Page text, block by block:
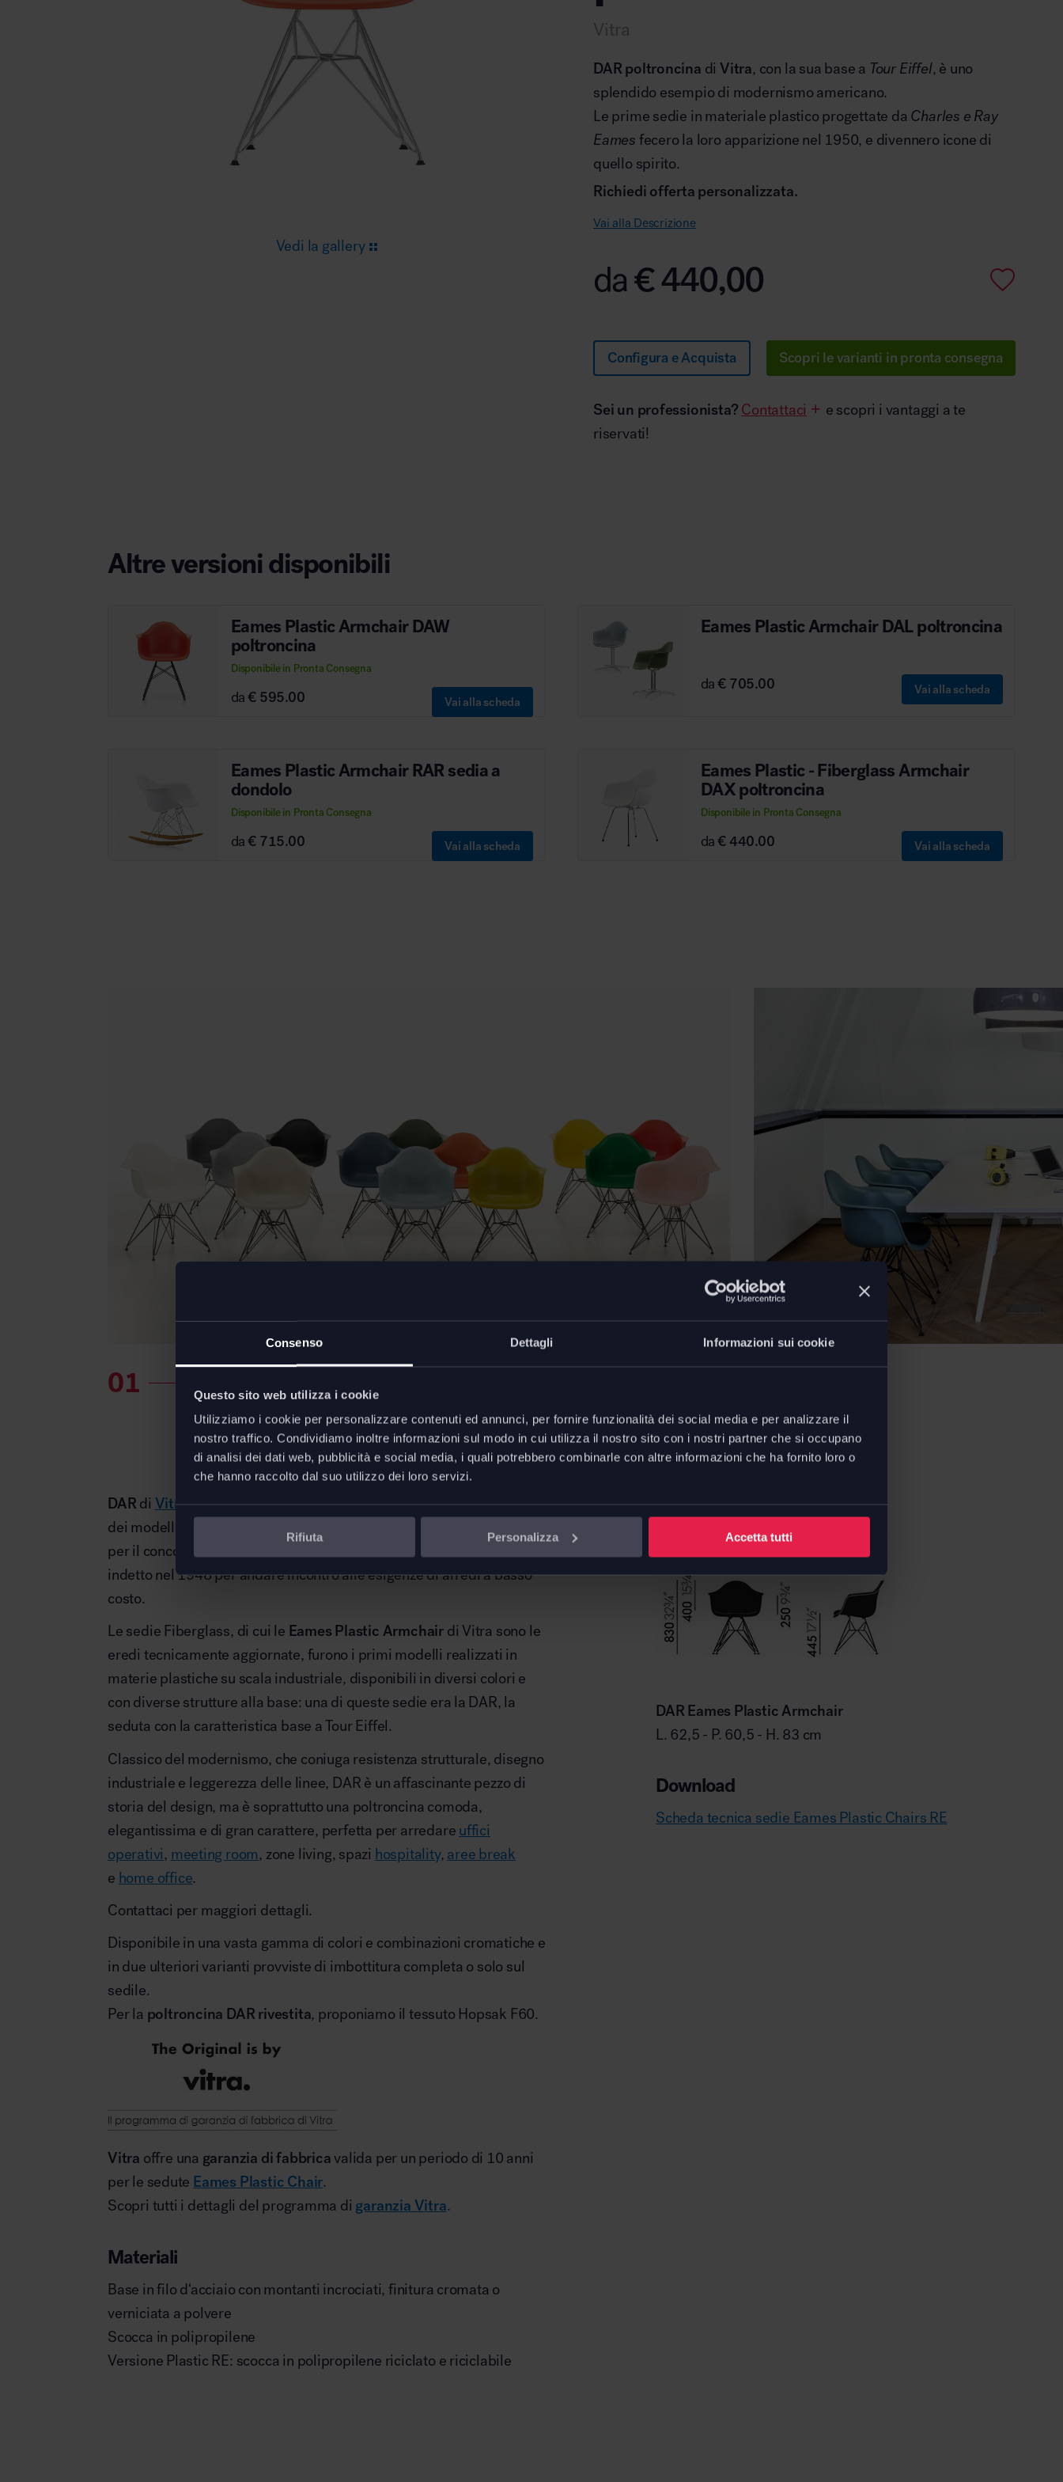
Consenso Dettagli Informazioni sui cookie
Questo sito web utilizza i cookie
Utilizziamo i cookie per personalizzare contenuti ed annunci, per fornire funzionalità dei social media e per analizzare il
nostro traffico. Condividiamo inoltre informazioni sul modo in cui utilizza il nostro sito con i nostri partner che si occupano
di analisi dei dati web, pubblicità e social media, i quali potrebbero combinarle con altre informazioni che ha fornito loro o
che hanno raccolto dal suo utilizzo dei loro servizi.
Rifiuta Personalizza Accetta tutti
Arredo area reception
Vedi la gallery
Vitra
DAR poltroncina diVitra, con la sua base a Tour Eiffel, è uno
splendido esempio di modernismo americano.
Le prime sedie in materiale plastico progettate da Charles e Ray
Eames fecero la loro apparizione nel 1950, e divennero icone di
quello spirito.
Richiedi offerta personalizzata.
Vai alla Descrizione
da€440,00
Scopri le varianti in pronta consegna
Configura e Acquista
Sei un professionista? Contattaci
e scopri i vantaggi a te
riservati!
Altre versioni disponibili
Eames Plastic Armchair DAW
poltroncina
Disponibile in Pronta Consegna
da€ 595.00 Vai alla scheda
Eames Plastic Armchair DAL poltroncina
da€ 705.00 Vai alla scheda
Eames Plastic Armchair RAR sedia a
dondolo
Disponibile in Pronta Consegna
da€ 715.00 Vai alla scheda
Eames Plastic - Fiberglass Armchair
DAX poltroncina
Disponibile in Pronta Consegna
da€ 440.00 Vai alla scheda
DAR di VitraEames Plastic Armchairè la versione aggiornata di uno
dei modelli di sedie Fiberglass disegnate da
per il concorso internazionale “Low-Cost Furniture Design” del MoMa,
indetto nel 1948 per andare incontro alle esigenze di arredi a basso
costo.
Le sedie Fiberglass, di cui le Eames Plastic Armchairdi Vitra sono le
eredi tecnicamente aggiornate, furono i primi modelli realizzati in
materie plastiche su scala industriale, disponibili in diversi colori e
con diverse strutture alla base: una di queste sedie era la DAR, la
seduta con la caratteristica base a Tour Eiffel.
Classico del modernismo, che coniuga resistenza strutturale, disegno
industriale e leggerezza delle linee, DAR è un affascinante pezzo di
storia del design, ma è soprattutto una poltroncina comoda,
elegantissima e di gran carattere, perfetta per arredare uffici
operativi, meeting room, zone living, spazi hospitality, aree break
e home office.
Contattaci per maggiori dettagli.
Disponibile in una vasta gamma di colori e combinazioni cromatiche e
in due ulteriori varianti provviste di imbottitura completa o solo sul
sedile.
Per la poltroncina DAR rivestita, proponiamo il tessuto Hopsak F60.
Vitra offre una garanzia di fabbricavalida per un periodo di 10 anni
per le sedute Eames Plastic Chair.
Scopri tutti i dettagli del programma di garanzia Vitra.
Materiali
Base in filo d‘acciaio con montanti incrociati, finitura cromata o
verniciata a polvere
Scocca in polipropilene
Versione Plastic RE: scocca in polipropilene riciclato e riciclabile
Dimensioni
DAR Eames Plastic Armchair
L. 62,5 - P. 60,5 - H. 83 cm
Download
Scheda tecnica sedie Eames Plastic Chairs RE